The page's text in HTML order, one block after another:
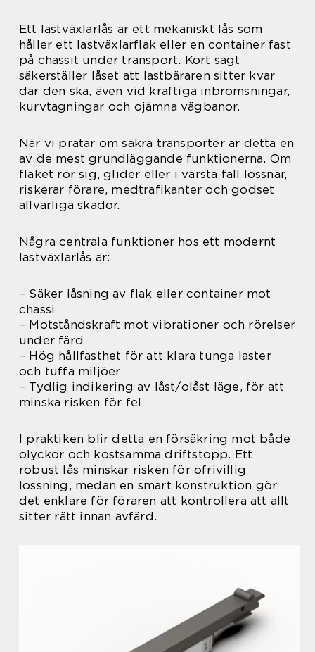
Ett lastväxlarlås är ett mekaniskt lås som
håller ett lastväxlarflak eller en container fast
på chassit under transport. Kort sagt
säkerställer låset att lastbäraren sitter kvar
där den ska, även vid kraftiga inbromsningar,
kurvtagningar och ojämna vägbanor.
När vi pratar om säkra transporter är detta en
av de mest grundläggande funktionerna. Om
flaket rör sig, glider eller i värsta fall lossnar,
riskerar förare, medtrafikanter och godset
allvarliga skador.
Några centrala funktioner hos ett modernt
lastväxlarlås är:
– Säker låsning av flak eller container mot
chassi
– Motståndskraft mot vibrationer och rörelser
under färd
– Hög hållfasthet för att klara tunga laster
och tuffa miljöer
– Tydlig indikering av låst/olåst läge, för att
minska risken för fel
I praktiken blir detta en försäkring mot både
olyckor och kostsamma driftstopp. Ett
robust lås minskar risken för ofrivillig
lossning, medan en smart konstruktion gör
det enklare för föraren att kontrollera att allt
sitter rätt innan avfärd.